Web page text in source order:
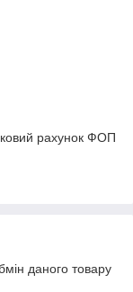
рахунок ФОП
даного товару